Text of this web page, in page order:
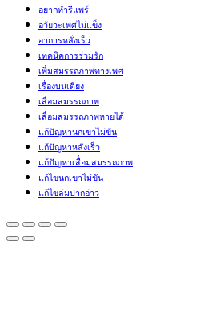
อยากทำรีแพร์
อวัยวะเพศไม่แข็ง
อาการหลั่งเร็ว
เทคนิคการร่วมรัก
เพื่มสมรรถภาพทางเพศ
เรื่องบนเตียง
เสื่อมสมรรถภาพ
เสื่อมสมรรถภาพหายได้
แก้ปัญหานกเขาไม่ขัน
แก้ปัญหาหลั่งเร็ว
แก้ปัญหาเสื่่อมสมรรถภาพ
แก้ไขนกเขาไม่ขัน
แก้ไขล่มปากอ่าว